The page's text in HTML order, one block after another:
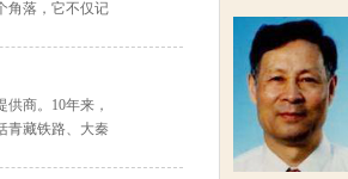
角落，它不仅记
商。10年来，
青藏铁路、大秦